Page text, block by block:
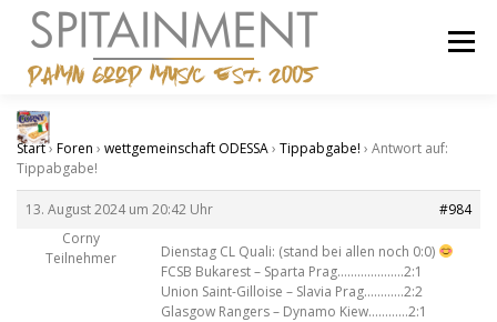
springen
Menü
STARTSEITE
Start› Foren › wettgemeinschaft ODESSA› Tippabgabe! › Antwort auf:
Tippabgabe!
13. August 2024 um 20:42 Uhr
#984
Corny
Teilnehmer
Dienstag CL Quali: (stand bei allen noch 0:0)
FCSB Bukarest – Sparta Prag………………..2:1
Union Saint-Gilloise – Slavia Prag…………2:2
Glasgow Rangers – Dynamo Kiew…………2:1